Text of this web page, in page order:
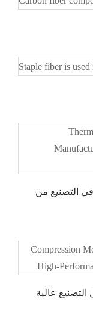
في التصنيع من
التصنيع عالية